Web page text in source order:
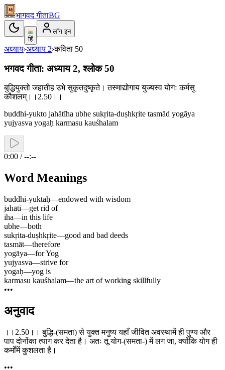
भागवद गीताBG
हिं
लॉग इन
अध्याय›अध्याय 2›कविता 50
भगवद गीता: अध्याय 2, श्लोक 50
बुद्धियुक्तो जहातीह उभे सुकृतदुष्कृते। तस्माद्योगाय युज्यस्व योगः कर्मसु
कौशलम्।।2.50।।
buddhi-yukto jahātīha ubhe sukṛita-duṣhkṛite tasmād yogāya
yujyasva yogaḥ karmasu kauśhalam
0:00 / --:--
Word Meanings
buddhi-yuktaḥ—endowed with wisdom
jahāti—get rid of
iha—in this life
ubhe—both
sukṛita-duṣhkṛite—good and bad deeds
tasmāt—therefore
yogāya—for Yog
yujyasva—strive for
yogaḥ—yog is
karmasu kauśhalam—the art of working skillfully
•••
अनुवाद
।।2.50।। बुद्धि-(समता) से युक्त मनुष्य यहाँ जीवित अवस्थामें ही पुण्य और
पाप दोनोंका त्याग कर देता है। अतः तू योग-(समता-) में लग जा, क्योंकि योग ही
कर्मोंमें कुशलता है।
•••